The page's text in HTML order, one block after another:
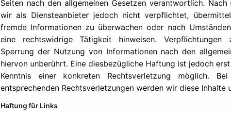
Seiten nach den allgemeinen Gesetzen verantwortlich.
wir als Diensteanbieter jedoch nicht verpflichtet,
fremde Informationen zu überwachen oder nach
eine rechtswidrige Tätigkeit hinweisen. Verpflichtungen
Sperrung der Nutzung von Informationen nach den
hiervon unberührt. Eine diesbezügliche Haftung ist jedoch
Kenntnis einer konkreten Rechtsverletzung möglich.
entsprechenden Rechtsverletzungen werden wir diese Inhalte
Haftung für Links